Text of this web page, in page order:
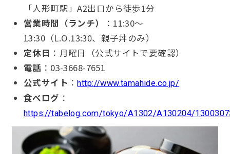
「人形町駅」A2出口から徒歩1分
営業時間（ランチ）
：11:30〜
13:30（L.O.13:30、親子丼のみ）
定休日 ：月曜日（公式サイトで要確認）
電話 ：03-3668-7651
公式サイト ：http://www.tamahide.co.jp/
食べログ ：
https://tabelog.com/tokyo/A1302/A130204/